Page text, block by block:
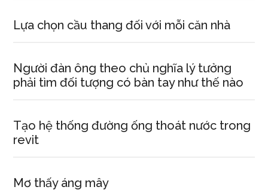
Lựa chọn cầu thang đối với mỗi căn nhà
Người đàn ông theo chủ nghĩa lý tưởng
phải tìm đối tượng có bàn tay như thế nào
Tạo hệ thống đường ống thoát nước trong
revit
Mơ thấy áng mây